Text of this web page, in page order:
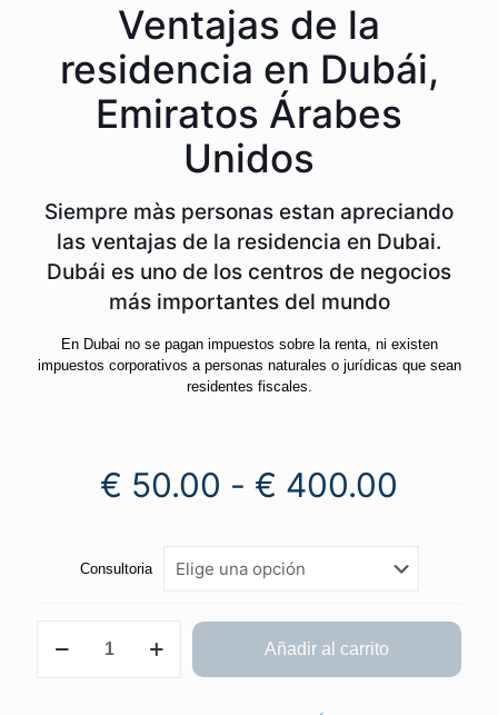
Ventajas de la
residencia en Dubái,
Emiratos Árabes
Unidos
Siempre màs personas estan apreciando
las ventajas de la residencia en Dubai.
Dubái es uno de los centros de negocios
más importantes del mundo
En Dubai no se pagan impuestos sobre la renta, ni existen
impuestos corporativos a personas naturales o jurídicas que sean
residentes fiscales.
€ 50.00 - € 400.00
Consultoria
Añadir al carrito